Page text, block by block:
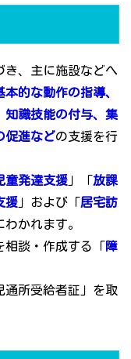
き、主に施設などへ
的な動作の指導、
知識技能の付与、集
促進などの支援を行
童発達支援 」「放課
援 」および「居宅訪
かれます。
相談・作成する「障
通所受給者証」を取